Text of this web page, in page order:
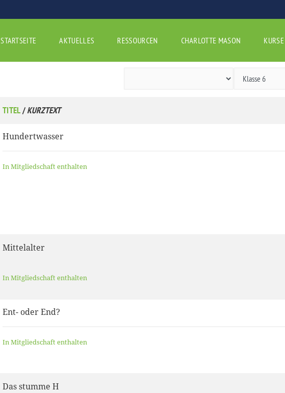
STARTSEITE AKTUELLES RESSOURCEN CHARLOTTE MASON KURSE
TITEL/KURZTEXT
Hundertwasser
In Mitgliedschaft enthalten
Mittelalter
In Mitgliedschaft enthalten
Ent- oder End?
In Mitgliedschaft enthalten
Das stumme H